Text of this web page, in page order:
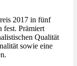
2017 in fünf
fest. Prämiert
Qualität
sowie eine